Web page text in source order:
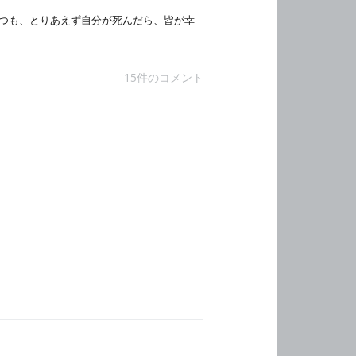
も、とりあえず自分が死んだら、皆が幸
15件のコメント